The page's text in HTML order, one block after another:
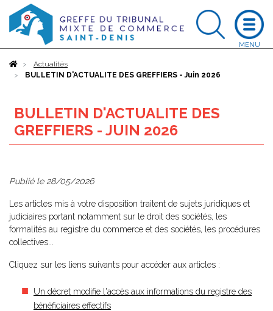
AccueilActualités
BULLETIN D'ACTUALITE DES GREFFIERS - Juin 2026
BULLETIN D'ACTUALITE DES
GREFFIERS - JUIN 2026
Publié le 28/05/2026
Les articles mis à votre disposition traitent de sujets juridiques et
judiciaires portant notamment sur le droit des sociétés, les
formalités au registre du commerce et des sociétés, les procédures
collectives...
Cliquez sur les liens suivants pour accéder aux articles :
Un décret modifie l'accès aux informations du registre des
bénéficiaires effectifs